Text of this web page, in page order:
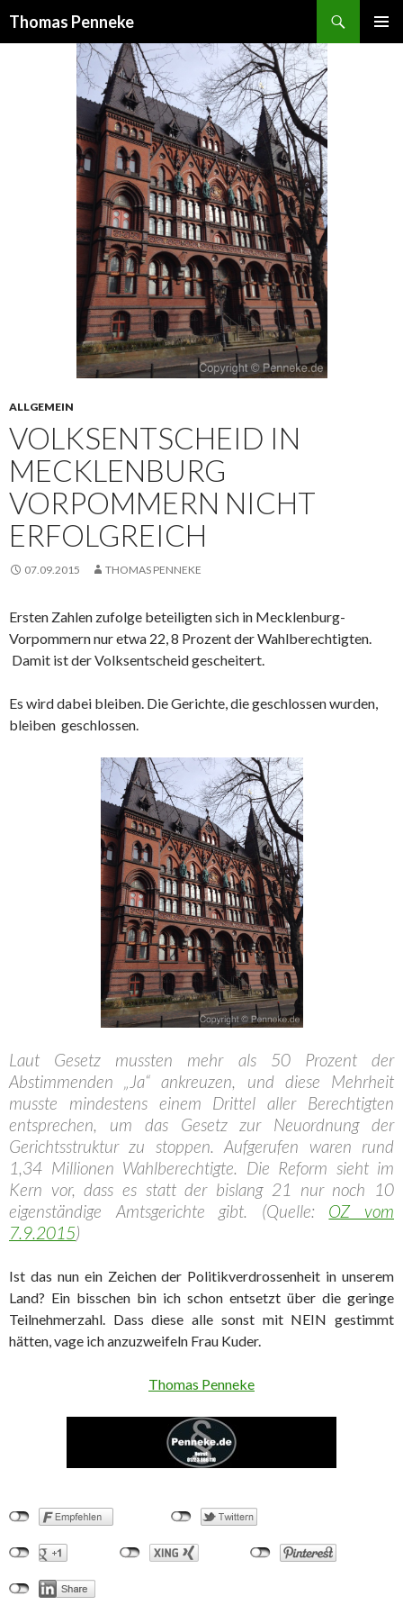
Thomas Penneke
ALLGEMEIN
VOLKSENTSCHEID IN
MECKLENBURG
VORPOMMERN NICHT
ERFOLGREICH
07.09.2015 THOMAS PENNEKE
Ersten Zahlen zufolge beteiligten sich in Mecklenburg-
Vorpommern nur etwa 22, 8 Prozent der Wahlberechtigten.
Damit ist der Volksentscheid gescheitert.
Es wird dabei bleiben. Die Gerichte, die geschlossen wurden,
bleiben geschlossen.
Laut Gesetz mussten mehr als 50 Prozent der
Abstimmenden „Ja“ ankreuzen, und diese Mehrheit
musste mindestens einem Drittel aller Berechtigten
entsprechen, um das Gesetz zur Neuordnung der
Gerichtsstruktur zu stoppen. Aufgerufen waren rund
1,34 Millionen Wahlberechtigte. Die Reform sieht im
Kern vor, dass es statt der bislang 21 nur noch 10
eigenständige Amtsgerichte gibt. (Quelle: OZ vom
7.9.2015)
Ist das nun ein Zeichen der Politikverdrossenheit in unserem
Land? Ein bisschen bin ich schon entsetzt über die geringe
Teilnehmerzahl. Dass diese alle sonst mit NEIN gestimmt
hätten, vage ich anzuzweifeln Frau Kuder.
Thomas Penneke